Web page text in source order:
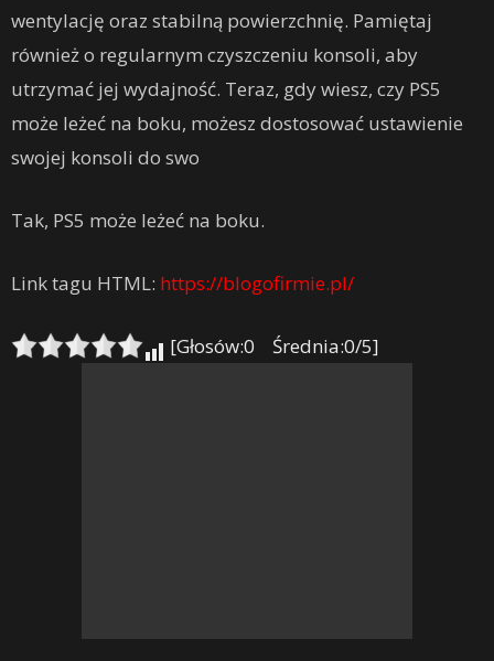
wentylację oraz stabilną powierzchnię. Pamiętaj
również o regularnym czyszczeniu konsoli, aby
utrzymać jej wydajność. Teraz, gdy wiesz, czy PS5
może leżeć na boku, możesz dostosować ustawienie
swojej konsoli do swo
Tak, PS5 może leżeć na boku.
Link tagu HTML: https://blogofirmie.pl/
[Głosów:0 Średnia:0/5]